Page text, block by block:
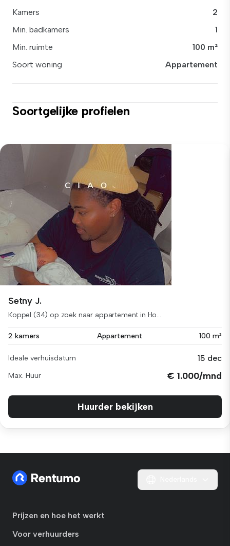
Kamers
2
Min. badkamers
1
Min. ruimte
100 m²
Soort woning
Appartement
Soortgelijke profielen
Setny J.
Koppel (34) op zoek naar appartement in Ho...
2 kamers Appartement 100 m²
Ideale verhuisdatum 15 dec
Max. Huur € 1.000/mnd
Huurder bekijken
Prijzen en hoe het werkt
Voor verhuurders